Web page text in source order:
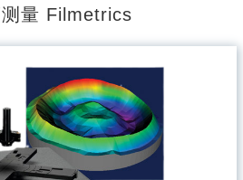
量 Filmetrics